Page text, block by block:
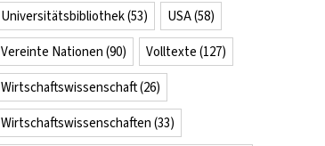
Universitätsbibliothek(53) USA(58)
Vereinte Nationen (90) Volltexte (127)
Wirtschaftswissenschaft(26)
Wirtschaftswissenschaften (33)